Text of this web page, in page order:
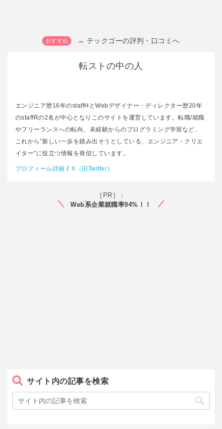
→ テックゴーの評判・口コミへ
転ストの中の人
エンジニア歴16年のstaffHとWebデザイナー・ディレクター歴20年
のstaffRの2名が中心となりこのサイトを運営しています。転職/就職
やフリーランスへの転向、未経験からのプログラミング学習など、
これから”新しい一歩を踏み出そうとしている、エンジニア・クリエ
イター”に役立つ情報を発信しています。
プロフィール詳細 /X（旧Twitter）
［PR］：
Web系企業就職率94%！！
サイト内の記事を検索